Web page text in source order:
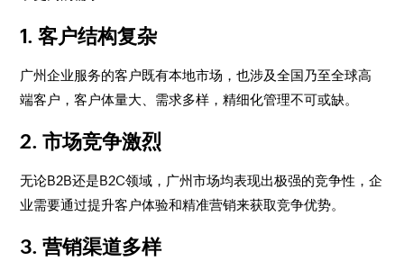
1. 客户结构复杂
广州企业服务的客户既有本地市场，也涉及全国乃至全球高
端客户，客户体量大、需求多样，精细化管理不可或缺。
2. 市场竞争激烈
无论B2B还是B2C领域，广州市场均表现出极强的竞争性，企
业需要通过提升客户体验和精准营销来获取竞争优势。
3. 营销渠道多样